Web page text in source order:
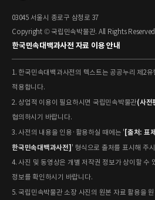
03045 서울시 종로구 삼청로 37
Copyright © 국립민속박물관. All Rights
한국민속대백과사전 자료 이용 안내
1. 한국민속대백과사전의 텍스트는 공공누리 제2
적용합니다.
2. 상업적 이용이 필요하시면 국립민속박물관(사전
협의하시기 바랍니다.
3. 사전의 내용을 인용·활용하실 때에는 ' [출처: 표
한국민속대백과사전] ' 형식으로 출처를 표시해 주
4. 사진 및 동영상은 개별 저작권 정보가 상이할 수
정보를 확인하시기 바랍니다.
5. 국립민속박물관 소장 사진의 원본 자료 활용을